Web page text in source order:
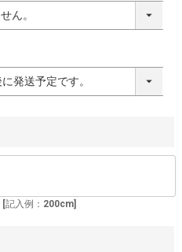
記入例：200cm]